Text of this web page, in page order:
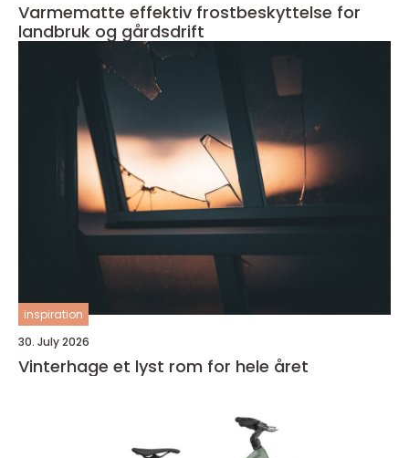
Varmematte effektiv frostbeskyttelse for
landbruk og gårdsdrift
inspiration
30. July 2026
Vinterhage et lyst rom for hele året